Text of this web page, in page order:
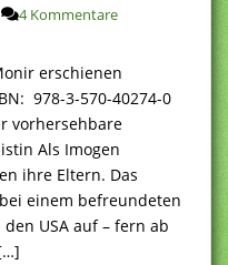
4 Kommentare
erschienen
978-3-570-40274-0
vorhersehbare
Als Imogen
ihre Eltern. Das
einem befreundeten
USA auf – fern ab